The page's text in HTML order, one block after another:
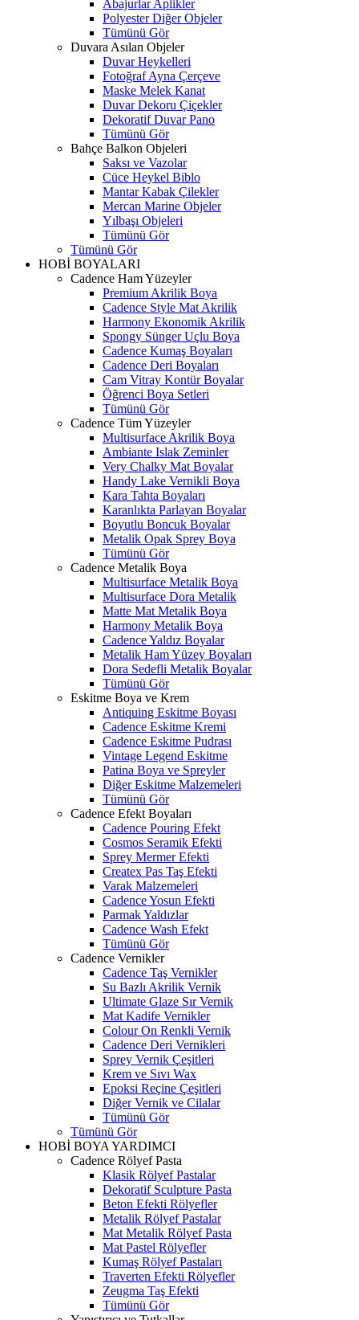
Abajurlar Aplikler
Polyester Diğer Objeler
Tümünü Gör
Duvara Asılan Objeler
Duvar Heykelleri
Fotoğraf Ayna Çerçeve
Maske Melek Kanat
Duvar Dekoru Çiçekler
Dekoratif Duvar Pano
Tümünü Gör
Bahçe Balkon Objeleri
Saksı ve Vazolar
Cüce Heykel Biblo
Mantar Kabak Çilekler
Mercan Marine Objeler
Yılbaşı Objeleri
Tümünü Gör
Tümünü Gör
HOBİ BOYALARI
Cadence Ham Yüzeyler
Premium Akrilik Boya
Cadence Style Mat Akrilik
Harmony Ekonomik Akrilik
Spongy Sünger Uçlu Boya
Cadence Kumaş Boyaları
Cadence Deri Boyaları
Cam Vitray Kontür Boyalar
Öğrenci Boya Setleri
Tümünü Gör
Cadence Tüm Yüzeyler
Multisurface Akrilik Boya
Ambiante Islak Zeminler
Very Chalky Mat Boyalar
Handy Lake Vernikli Boya
Kara Tahta Boyaları
Karanlıkta Parlayan Boyalar
Boyutlu Boncuk Boyalar
Metalik Opak Sprey Boya
Tümünü Gör
Cadence Metalik Boya
Multisurface Metalik Boya
Multisurface Dora Metalik
Matte Mat Metalik Boya
Harmony Metalik Boya
Cadence Yaldız Boyalar
Metalik Ham Yüzey Boyaları
Dora Sedefli Metalik Boyalar
Tümünü Gör
Eskitme Boya ve Krem
Antiquing Eskitme Boyası
Cadence Eskitme Kremi
Cadence Eskitme Pudrası
Vintage Legend Eskitme
Patina Boya ve Spreyler
Diğer Eskitme Malzemeleri
Tümünü Gör
Cadence Efekt Boyaları
Cadence Pouring Efekt
Cosmos Seramik Efekti
Sprey Mermer Efekti
Createx Pas Taş Efekti
Varak Malzemeleri
Cadence Yosun Efekti
Parmak Yaldızlar
Cadence Wash Efekt
Tümünü Gör
Cadence Vernikler
Cadence Taş Vernikler
Su Bazlı Akrilik Vernik
Ultimate Glaze Sır Vernik
Mat Kadife Vernikler
Colour On Renkli Vernik
Cadence Deri Vernikleri
Sprey Vernik Çeşitleri
Krem ve Sıvı Wax
Epoksi Reçine Çeşitleri
Diğer Vernik ve Cilalar
Tümünü Gör
Tümünü Gör
HOBİ BOYA YARDIMCI
Cadence Rölyef Pasta
Klasik Rölyef Pastalar
Dekoratif Sculpture Pasta
Beton Efekti Rölyefler
Metalik Rölyef Pastalar
Mat Metalik Rölyef Pasta
Mat Pastel Rölyefler
Kumaş Rölyef Pastaları
Traverten Efekti Rölyefler
Zeugma Taş Efekti
Tümünü Gör